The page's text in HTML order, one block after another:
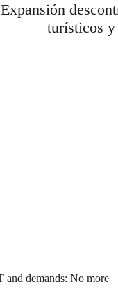
Expansión
turísticos y